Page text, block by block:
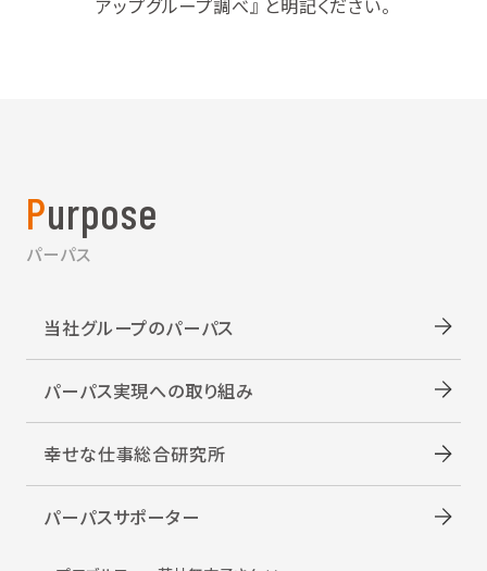
アップグループ調べ』 と明記ください。
Purpose
パーパス
当社グループのパーパス
パーパス実現への取り組み
幸せな仕事総合研究所
パーパスサポーター